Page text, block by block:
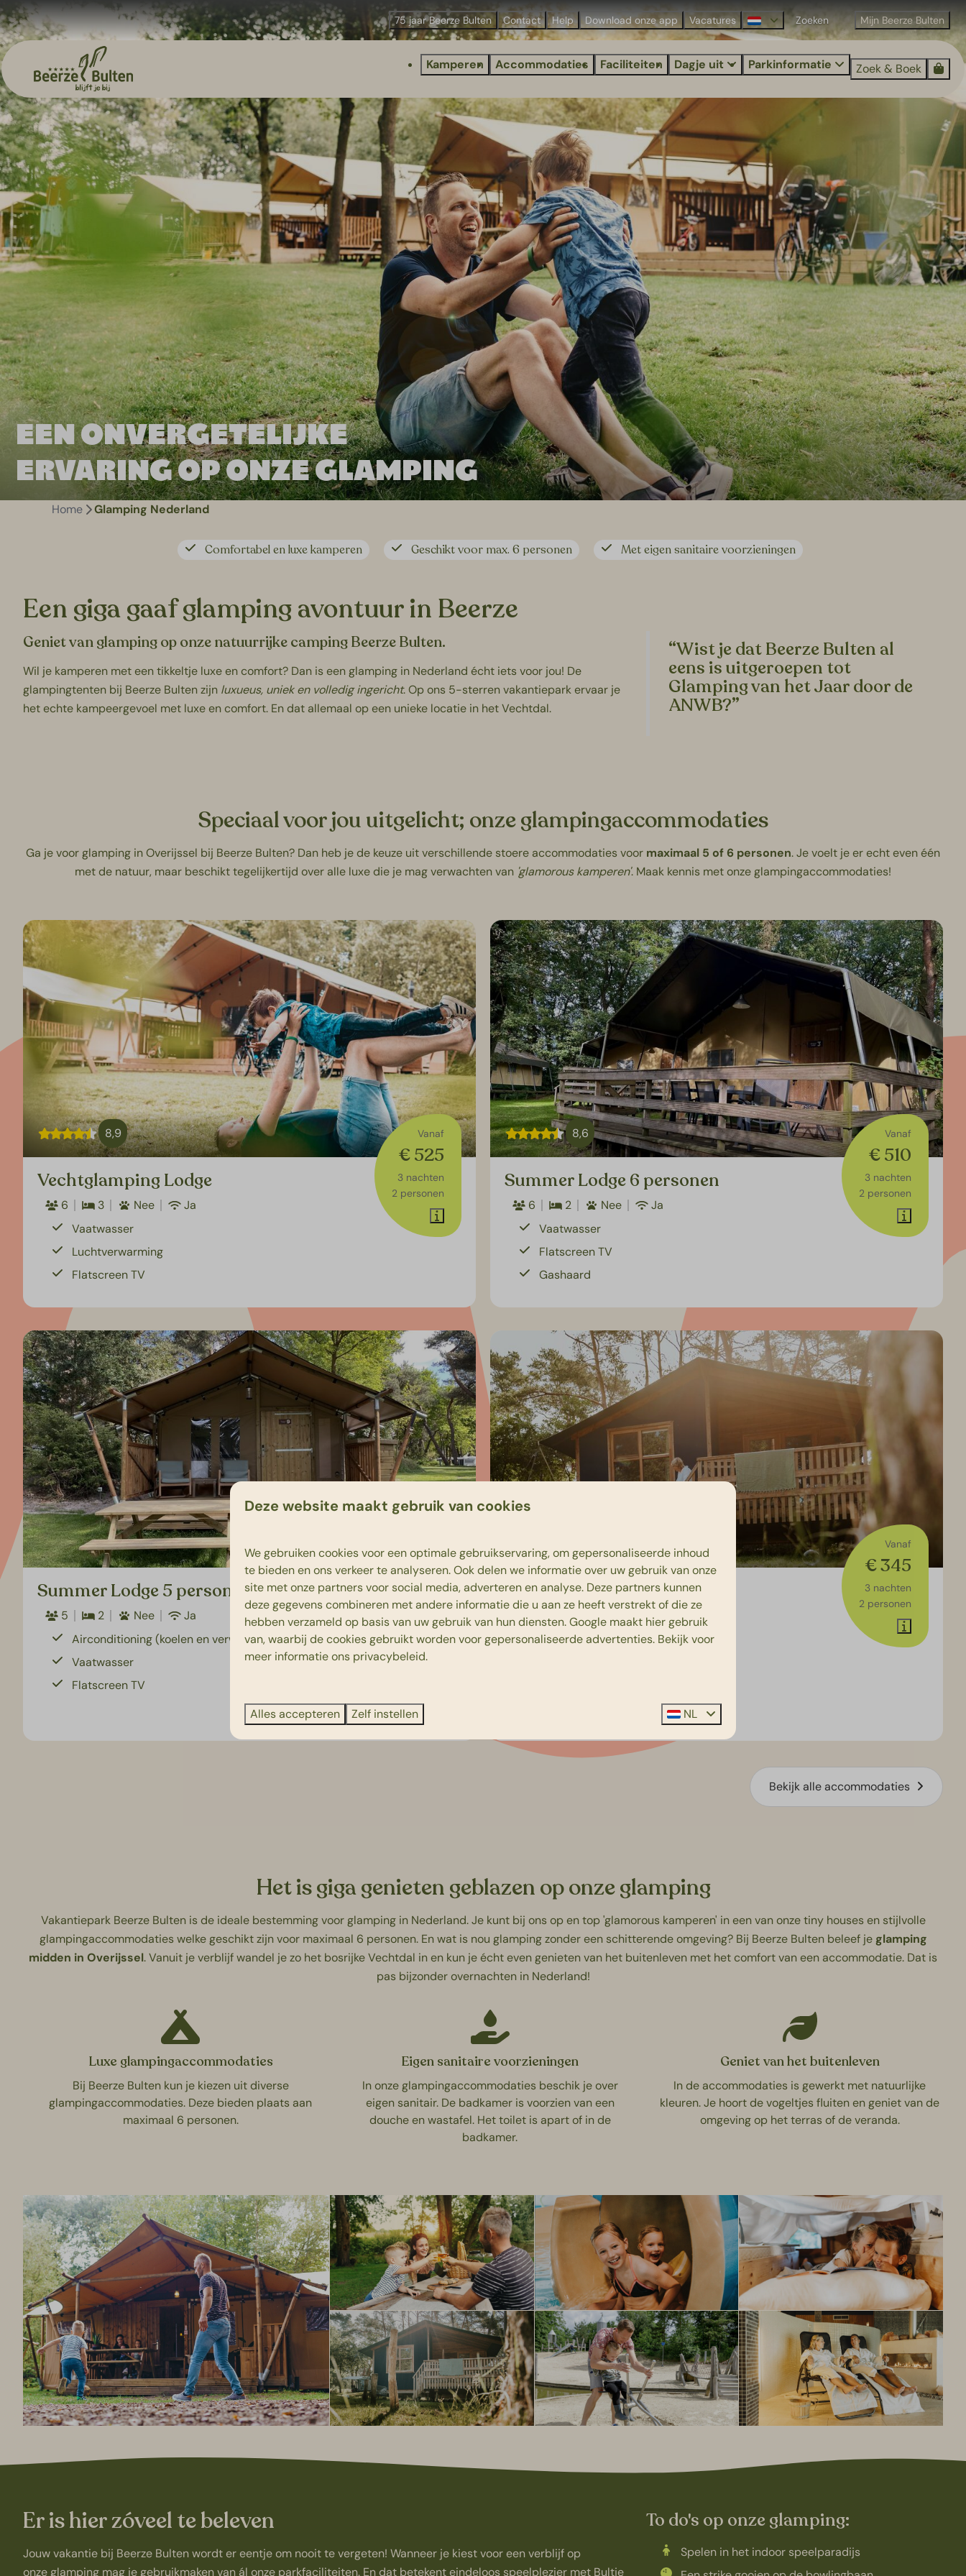
75 jaar Beerze Bulten Contact Help Download onze app Vacatures Mijn Beerze Bulten
Kamperen Accommodaties Faciliteiten Dagje uit Parkinformatie Zoek & Boek
EEN ONVERGETELIJKE
ERVARING OP ONZE GLAMPING
Home Glamping Nederland
Comfortabel en luxe kamperen Geschikt voor max. 6 personen Met eigen sanitaire voorzieningen
Een giga gaaf glamping avontuur in Beerze
Geniet van glamping op onze natuurrijke camping Beerze Bulten.
Wil je kamperen met een tikkeltje luxe en comfort? Dan is een glamping in Nederland écht iets voor jou! De
glampingtenten bij Beerze Bulten zijn luxueus, uniek en volledig ingericht. Op ons 5-sterren vakantiepark ervaar je
het echte kampeergevoel met luxe en comfort. En dat allemaal op een unieke locatie in het Vechtdal.
“Wist je dat Beerze Bulten al
eens is uitgeroepen tot
Glamping van het Jaar door de
ANWB?”
Speciaal voor jou uitgelicht; onze glampingaccommodaties
Ga je voor glamping in Overijssel bij Beerze Bulten? Dan heb je de keuze uit verschillende stoere accommodaties voor maximaal 5 of 6 personen. Je voelt je er echt even één
met de natuur, maar beschikt tegelijkertijd over alle luxe die je mag verwachten van 'glamorous kamperen'. Maak kennis met onze glampingaccommodaties!
8,9 Vanaf
€ 525
3 nachten
2 personen
Vechtglamping Lodge
6 3 Nee
Ja
Vaatwasser
Luchtverwarming
Flatscreen TV
8,6 Vanaf
€ 510
3 nachten
2 personen
Summer Lodge 6 personen
6 2 Nee
Ja
Vaatwasser
Flatscreen TV
Gashaard
€ 487
3 nachten
2 personen
Summer Lodge 5 personen
5 2 Nee
Ja
Airconditioning (koelen en verwarmen)
Vaatwasser
Flatscreen TV
Vanaf
€ 345
3 nachten
2 personen
Youpi! Lodge
3
Ja
Geïsoleerd én CV
Bekijk alle accommodaties
Het is giga genieten geblazen op onze glamping
Vakantiepark Beerze Bulten is de ideale bestemming voor glamping in Nederland. Je kunt bij ons op en top 'glamorous kamperen' in een van onzetiny housesen stijlvolle
glampingaccommodaties welke geschikt zijn voor maximaal 6 personen. En wat is nou glamping zonder een schitterende omgeving? Bij Beerze Bulten beleef je glamping
midden in Overijssel. Vanuit je verblijf wandel je zo het bosrijke Vechtdal in en kun je écht even genieten van het buitenleven met het comfort van een accommodatie. Dat is
pas bijzonder overnachten in Nederland!
Luxe glampingaccommodaties
Bij Beerze Bulten kun je kiezen uit diverse
glampingaccommodaties. Deze bieden plaats aan
maximaal 6 personen.
Eigen sanitaire voorzieningen
In onze glampingaccommodaties beschik je over
eigen sanitair. De badkamer is voorzien van een
douche en wastafel. Het toilet is apart of in de
badkamer.
Geniet van het buitenleven
In de accommodaties is gewerkt met natuurlijke
kleuren. Je hoort de vogeltjes fluiten en geniet van de
omgeving op het terras of de veranda.
Er is hier zóveel te beleven
Jouw vakantie bij Beerze Bulten wordt er eentje om nooit te vergeten! Wanneer je kiest voor een verblijf op
onze glamping mag je gebruikmaken van ál onze parkfaciliteiten. En dat betekent eindeloos speelplezier met Bultje
To do's op onze glamping:
Spelen in het indoor speelparadijs
Deze website maakt gebruik van cookies
We gebruiken cookies voor een optimale gebruikservaring, om gepersonaliseerde inhoud
te bieden en ons verkeer te analyseren. Ook delen we informatie over uw gebruik van onze
site met onze partners voor social media, adverteren en analyse. Deze partners kunnen
deze gegevens combineren met andere informatie die u aan ze heeft verstrekt of die ze
hebben verzameld op basis van uw gebruik van hun diensten.Google maakt hier gebruik
van, waarbij de cookies gebruikt worden voor gepersonaliseerde advertenties. Bekijk voor
meer informatie ons privacybeleid.
Alles accepteren Zelf instellen NL